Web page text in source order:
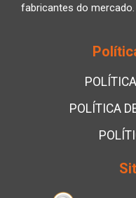
fabricantes do mercado.
POLÍTICA